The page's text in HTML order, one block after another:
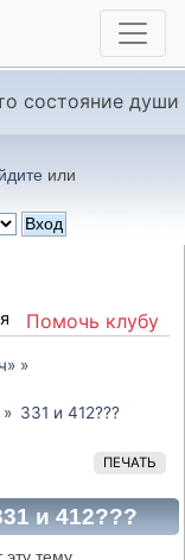
состояние души
или
Помочь клубу
»
» 331 и 412???
ПЕЧАТЬ
и 412???